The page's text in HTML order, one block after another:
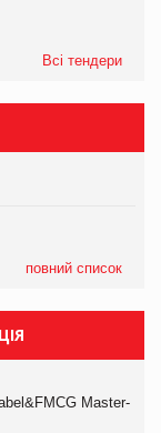
Всі тендери
повний список
Master-